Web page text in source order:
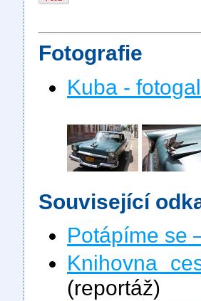
Fotografie
Kuba -
Související
Potápíme se
Knihovna
(reportáž)